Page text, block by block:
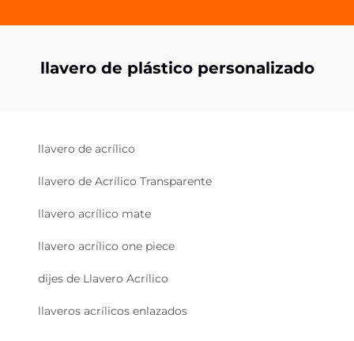
llavero de plástico personalizado
llavero de acrílico
llavero de Acrílico Transparente
llavero acrílico mate
llavero acrílico one piece
dijes de Llavero Acrílico
llaveros acrílicos enlazados